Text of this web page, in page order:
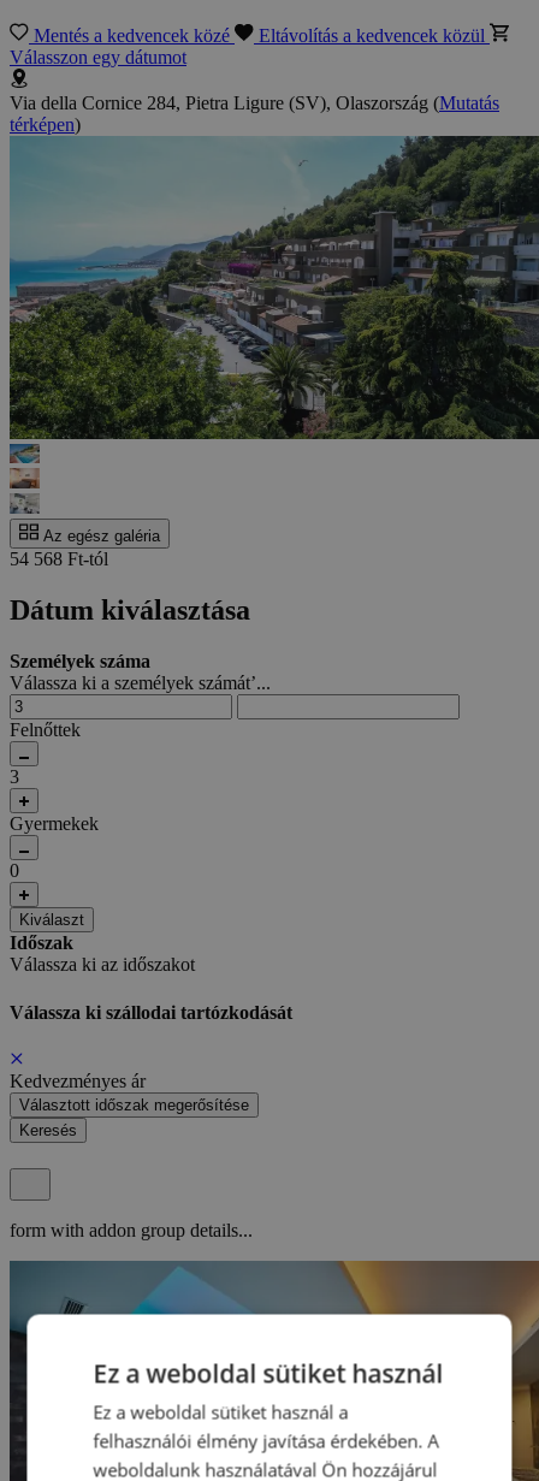
Mentés a kedvencek közé
Eltávolítás a kedvencek közül
Válasszon egy dátumot
Via della Cornice 284, Pietra Ligure (SV), Olaszország (Mutatás
térképen)
Az egész galéria
54 568 Ft-tól
Dátum kiválasztása
Személyek száma
Válassza ki a személyek számát’...
Felnőttek
3
Gyermekek
0
Kiválaszt
Időszak
Válassza ki az időszakot
Válassza ki szállodai tartózkodását
Kedvezményes ár
Választott időszak megerősítése
Keresés
form with addon group details...
Ez a weboldal sütiket használ
Ez a weboldal sütiket használ a
felhasználói élmény javítása érdekében. A
weboldalunk használatával Ön hozzájárul